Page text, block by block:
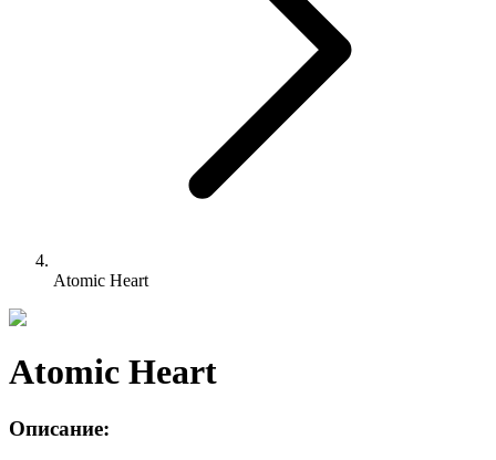
Atomic Heart
Atomic Heart
Описание: